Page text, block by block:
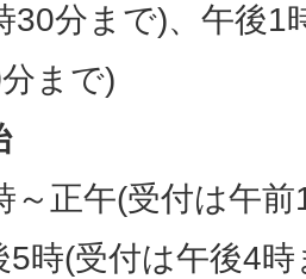
30分まで)、午後1
まで)
～正午(受付は午
5時(受付は午後4時